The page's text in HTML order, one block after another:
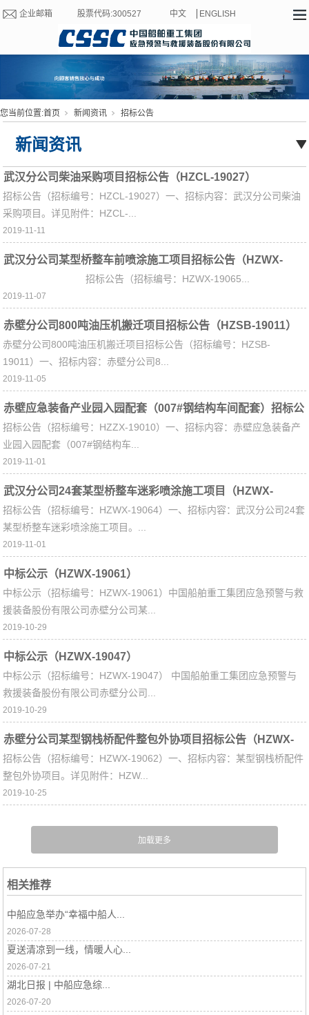
企业邮箱 股票代码:300527 中文 ENGLISH
您当前位置:首页 新闻资讯 招标公告
新闻资讯
武汉分公司柴油采购项目招标公告（HZCL-19027）
招标公告（招标编号：HZCL-19027）一、招标内容：武汉分公司柴油
采购项目。详见附件：HZCL-...
2019-11-11
武汉分公司某型桥整车前喷涂施工项目招标公告（HZWX-
招标公告（招标编号：HZWX-19065...
2019-11-07
赤壁分公司800吨油压机搬迁项目招标公告（HZSB-19011）
赤壁分公司800吨油压机搬迁项目招标公告（招标编号：HZSB-
19011）一、招标内容：赤壁分公司8...
2019-11-05
赤壁应急装备产业园入园配套（007#钢结构车间配套）招标公
告（HZZX-19010）
招标公告（招标编号：HZZX-19010）一、招标内容：赤壁应急装备产
业园入园配套（007#钢结构车...
2019-11-01
武汉分公司24套某型桥整车迷彩喷涂施工项目（HZWX-
19064）
招标公告（招标编号：HZWX-19064）一、招标内容：武汉分公司24套
某型桥整车迷彩喷涂施工项目。...
2019-11-01
中标公示（HZWX-19061）
中标公示（招标编号：HZWX-19061）中国船舶重工集团应急预警与救
援装备股份有限公司赤壁分公司某...
2019-10-29
中标公示（HZWX-19047）
中标公示（招标编号：HZWX-19047） 中国船舶重工集团应急预警与
救援装备股份有限公司赤壁分公司...
2019-10-29
赤壁分公司某型钢栈桥配件整包外协项目招标公告（HZWX-
19062） ​
招标公告（招标编号：HZWX-19062）一、招标内容：某型钢栈桥配件
整包外协项目。详见附件：HZW...
2019-10-25
相关推荐
中船应急举办“幸福中船人...
2026-07-28
夏送清凉到一线，情暖人心...
2026-07-21
湖北日报 | 中船应急综...
2026-07-20